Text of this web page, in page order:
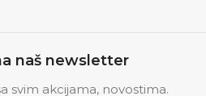
naš newsletter
svim akcijama, novostima.